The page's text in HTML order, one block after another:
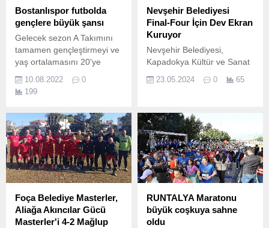
Sportif Olta Balıkçılığı Doğa
ve Su Sporları Kulübü’nün
organizasyonundaki 6.
Bostanlıspor futbolda
gençlere büyük şansı
Gelecek sezon A Takımını
tamamen gençleştirmeyi ve
yaş ortalamasını 20'ye
Bostanlıspor bu amaçla ilk
etapta U18 takımında
aldı.
10.08.2022
0
199
Nevşehir Belediyesi
Final-Four İçin Dev Ekran
Kuruyor
Nevşehir Belediyesi,
Kapadokya Kültür ve Sanat
dev ekran kuracak ve
yaşayacak.
23.05.2024 0 65
Foça Belediye Masterler,
Aliağa Akıncılar Gücü
Masterler'i 4-2 Mağlup
RUNTALYA Maratonu
büyük coşkuya sahne
oldu